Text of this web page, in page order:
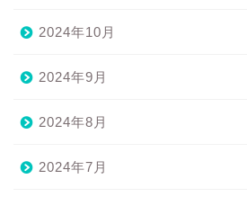
2024年10月
2024年9月
2024年8月
2024年7月